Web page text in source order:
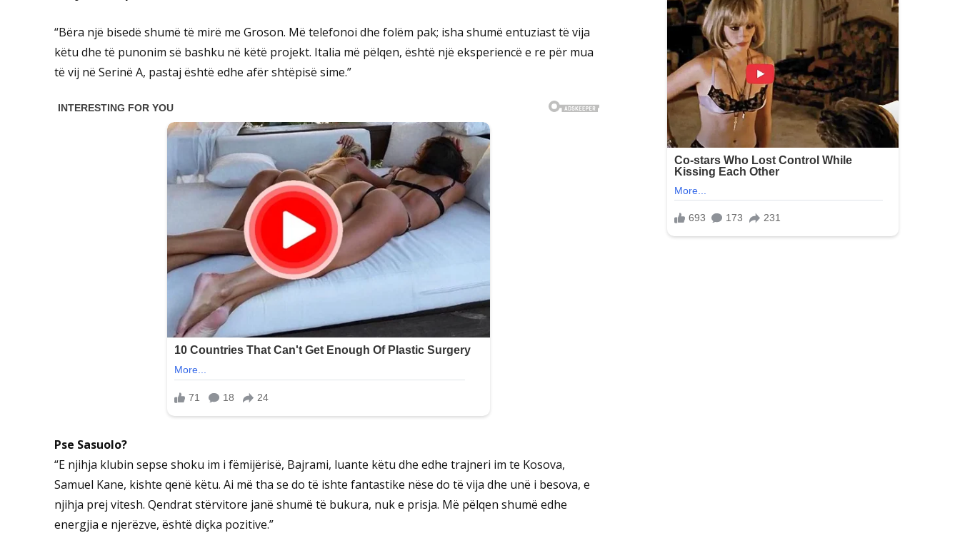
“Bëra një bisedë shumë të mirë me Groson. Më telefonoi dhe folëm pak; isha shumë entuziast të vija
këtu dhe të punonim së bashku në këtë projekt. Italia më pëlqen, është një eksperiencë e re për mua
të vij në Serinë A, pastaj është edhe afër shtëpisë sime.”
Pse Sasuolo?
“E njihja klubin sepse shoku im i fëmijërisë, Bajrami, luante këtu dhe edhe trajneri im te Kosova,
Samuel Kane, kishte qenë këtu. Ai më tha se do të ishte fantastike nëse do të vija dhe unë i besova, e
njihja prej vitesh. Qendrat stërvitore janë shumë të bukura, nuk e prisja. Më pëlqen shumë edhe
energjia e njerëzve, është diçka pozitive.”